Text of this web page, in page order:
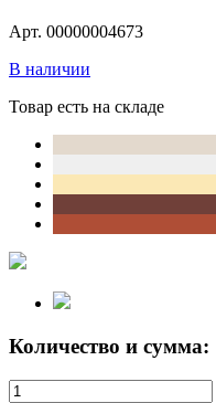
Арт. 00000004673
В наличии
Товар есть на складе
Количество и сумма: